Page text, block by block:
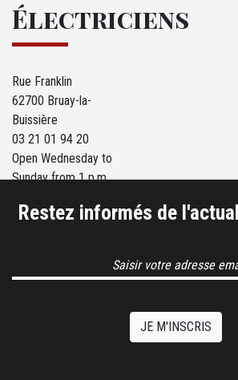
Électriciens
Rue Franklin
62700 Bruay-la-
Buissière
03 21 01 94 20
Open Wednesday to
Sunday from 1 p.m.
Restez informés de
JE M'INSCRIS